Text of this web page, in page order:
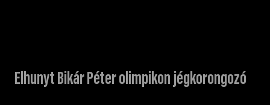
Elhunyt Bikár Péter olimpikon jégkorongozó